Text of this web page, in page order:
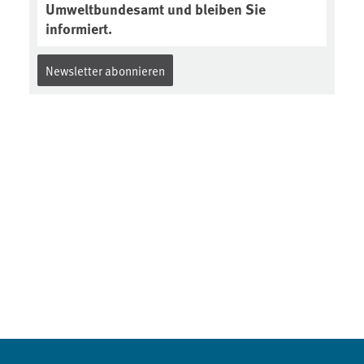
Umweltbundesamt und bleiben Sie
informiert.
Newsletter abonnieren